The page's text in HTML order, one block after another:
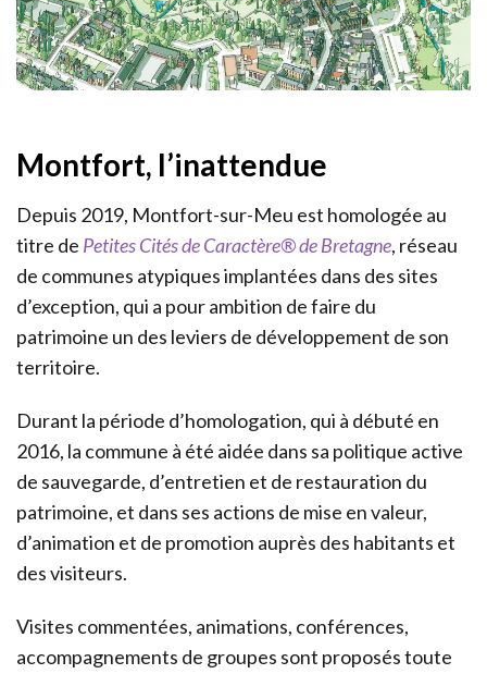
Montfort, l’inattendue
Depuis 2019, Montfort-sur-Meu est homologée au
titre de Petites Cités de Caractère® de Bretagne, réseau
de communes atypiques implantées dans des sites
d’exception, qui a pour ambition de faire du
patrimoine un des leviers de développement de son
territoire.
Durant la période d’homologation, qui à débuté en
2016, la commune à été aidée dans sa politique active
de sauvegarde, d’entretien et de restauration du
patrimoine, et dans ses actions de mise en valeur,
d’animation et de promotion auprès des habitants et
des visiteurs.
Visites commentées, animations, conférences,
accompagnements de groupes sont proposés toute